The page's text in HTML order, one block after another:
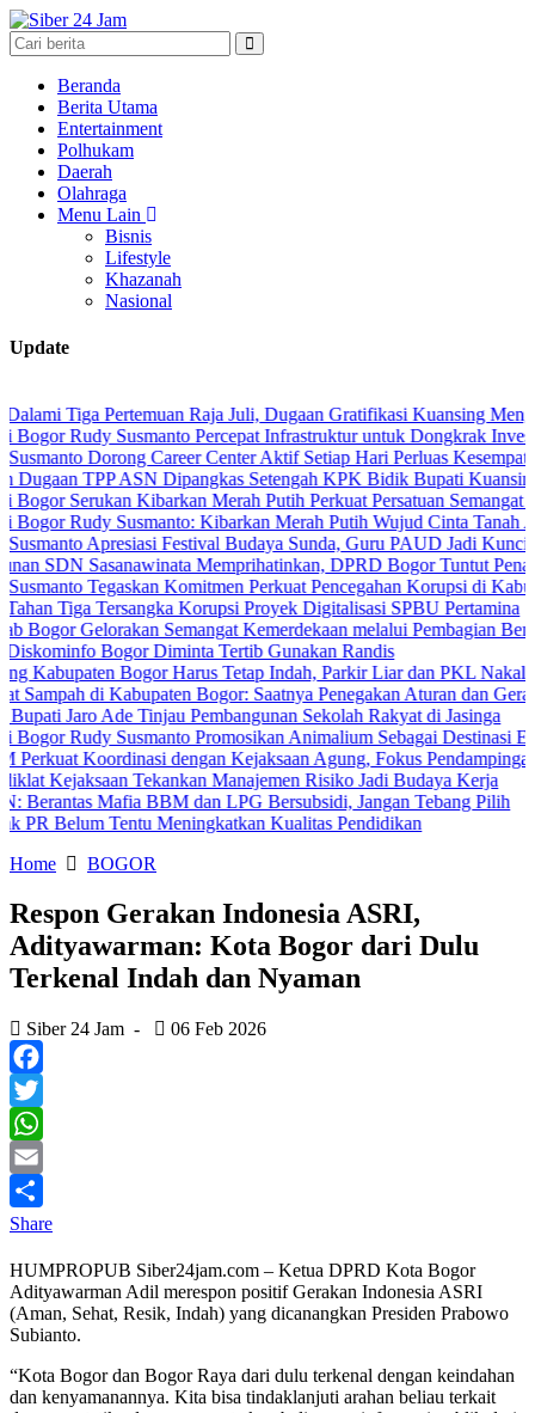
Beranda
Berita Utama
Entertainment
Polhukam
Daerah
Olahraga
Menu Lain
Bisnis
Lifestyle
Khazanah
Nasional
Update
Pertemuan Raja Juli, Dugaan Gratifikasi Kuansing Menguat
Susmanto Percepat Infrastruktur untuk Dongkrak Investasi
Dorong Career Center Aktif Setiap Hari Perluas Kesempatan Kerja
TPP ASN Dipangkas Setengah KPK Bidik Bupati Kuansing
Kibarkan Merah Putih Perkuat Persatuan Semangat
Susmanto: Kibarkan Merah Putih Wujud Cinta Tanah Air
Apresiasi Festival Budaya Sunda, Guru PAUD Jadi Kunci
Sasanawinata Memprihatinkan, DPRD Bogor Tuntut Penanganan
Tegaskan Komitmen Perkuat Pencegahan Korupsi di Kabupaten
Tersangka Korupsi Proyek Digitalisasi SPBU Pertamina
Semangat Kemerdekaan melalui Pembagian Bendera
Bogor Diminta Tertib Gunakan Randis
Bogor Harus Tetap Indah, Parkir Liar dan PKL Nakal Wajib
di Kabupaten Bogor: Saatnya Penegakan Aturan dan Gerakan
Ade Tinjau Pembangunan Sekolah Rakyat di Jasinga
Susmanto Promosikan Animalium Sebagai Destinasi Edukasi
dengan Kejaksaan Agung, Fokus Pendampingan Hukum
Tekankan Manajemen Risiko Jadi Budaya Kerja
Mafia BBM dan LPG Bersubsidi, Jangan Tebang Pilih
Tentu Meningkatkan Kualitas Pendidikan
Home
BOGOR
Respon Gerakan Indonesia ASRI,
Adityawarman: Kota Bogor dari Dulu
Terkenal Indah dan Nyaman
Siber 24 Jam - 06 Feb 2026
Facebook
Twitter
WhatsApp
Email
Share
HUMPROPUB Siber24jam.com – Ketua DPRD Kota Bogor
Adityawarman Adil merespon positif Gerakan Indonesia ASRI
(Aman, Sehat, Resik, Indah) yang dicanangkan Presiden Prabowo
Subianto.
“Kota Bogor dan Bogor Raya dari dulu terkenal dengan keindahan
dan kenyamanannya. Kita bisa tindaklanjuti arahan beliau terkait